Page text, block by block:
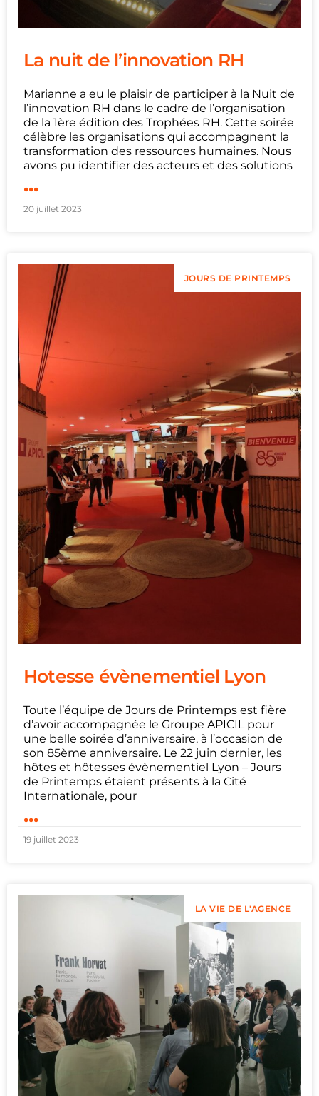
La nuit de l’innovation RH
Marianne a eu le plaisir de participer à la Nuit de
l’innovation RH dans le cadre de l’organisation
de la 1ère édition des Trophées RH. Cette soirée
célèbre les organisations qui accompagnent la
transformation des ressources humaines. Nous
avons pu identifier des acteurs et des solutions
...
20 juillet 2023
JOURS DE PRINTEMPS
Hotesse évènementiel Lyon
Toute l’équipe de Jours de Printemps est fière
d’avoir accompagnée le Groupe APICIL pour
une belle soirée d’anniversaire, à l’occasion de
son 85ème anniversaire. Le 22 juin dernier, les
hôtes et hôtesses évènementiel Lyon – Jours
de Printemps étaient présents à la Cité
Internationale, pour
...
19 juillet 2023
LA VIE DE L'AGENCE